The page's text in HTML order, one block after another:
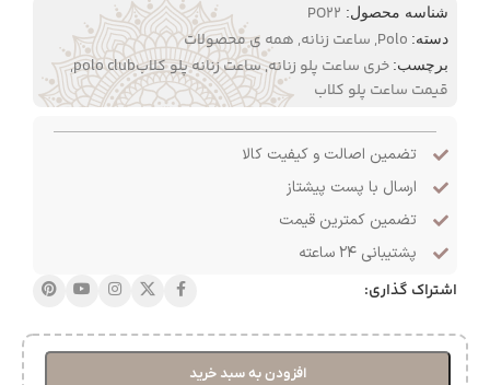
شناسه محصول: PO22
دسته: Polo
, ساعت زنانه, همه ی محصولات
برچسب: خری ساعت پلو زنانه,ساعت زنانه پلو کلابpolo club
,
قیمت ساعت پلو کلاب
تضمین اصالت و کیفیت کالا
ارسال با پست پیشتاز
تضمین کمترین قیمت
پشتیبانی ۲۴ ساعته
اشتراک گذاری:
افزودن به سبد خرید